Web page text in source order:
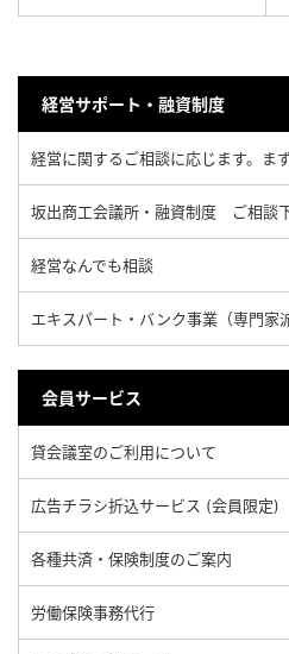
経営サポート・融資制度
経営に関するご相談に応じます。ま
坂出商工会議所・融資制度 ご相談
経営なんでも相談
エキスパート・バンク事業（専門家
会員サービス
貸会議室のご利用について
広告チラシ折込サービス (会員限定)
各種共済・保険制度のご案内
労働保険事務代行